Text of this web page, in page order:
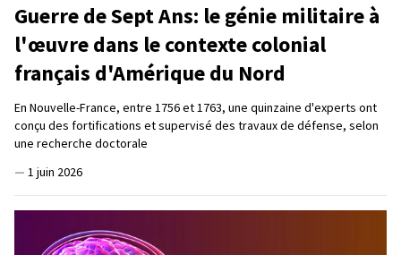
Guerre de Sept Ans: le génie militaire à
l'œuvre dans le contexte colonial
français d'Amérique du Nord
En Nouvelle-France, entre 1756 et 1763, une quinzaine d'experts ont
conçu des fortifications et supervisé des travaux de défense, selon
une recherche doctorale
— 1 juin 2026